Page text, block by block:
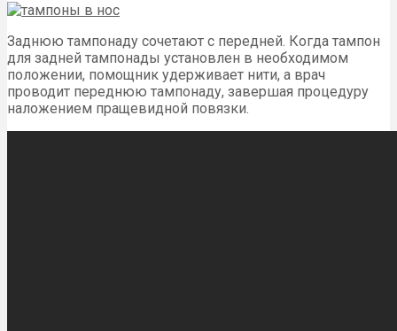
Заднюю тампонаду сочетают с передней. Когда тампон
для задней тампонады установлен в необходимом
положении, помощник удерживает нити, а врач
проводит переднюю тампонаду, завершая процедуру
наложением пращевидной повязки.